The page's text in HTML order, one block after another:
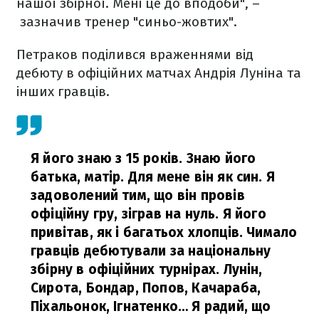
нашої збірної. Мені це до вподоби", –
зазначив тренер "синьо-жовтих".
Петраков поділився враженнями від
дебюту в офіційних матчах Андрія Луніна та
інших гравців.
Я його знаю з 15 років. Знаю його
батька, матір. Для мене він як син. Я
задоволений тим, що він провів
офіційну гру, зіграв на нуль. Я його
привітав, як і багатьох хлопців. Чимало
гравців дебютували за національну
збірну в офіційних турнірах. Лунін,
Сирота, Бондар, Попов, Качараба,
Піхальонок, Ігнатенко… Я радий, що